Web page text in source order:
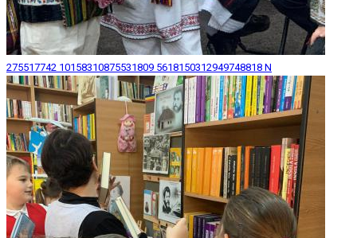
275517742 10158310875531809 5618150312949748818 N